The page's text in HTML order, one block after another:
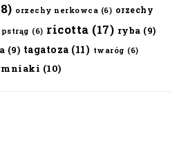
orzechy nerkowca (6) orzechy
pstrąg (6) ricotta (17) ryba (9)
(9) tagatoza (11) twaróg (6)
(10)